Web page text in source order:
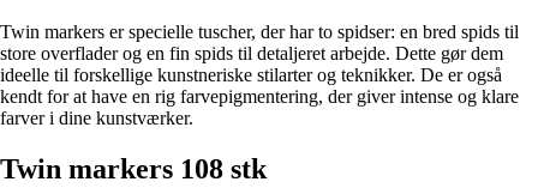
Twin markers er specielle tuscher, der har to spidser: en bred spids til
store overflader og en fin spids til detaljeret arbejde. Dette gør dem
ideelle til forskellige kunstneriske stilarter og teknikker. De er også
kendt for at have en rig farvepigmentering, der giver intense og klare
farver i dine kunstværker.
Twin markers 108 stk